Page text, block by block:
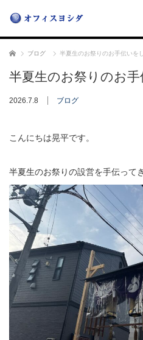
ホーム ブログ 半夏生のお祭りのお手伝いを
半夏生のお祭りのお
2026.7.8 ブログ
こんにちは晃平です。
半夏生のお祭りの設営を手伝って